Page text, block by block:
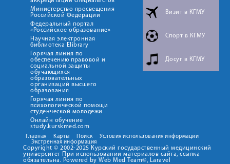
Министерство просвещения
Российской Федерации
Федеральный портал
«Российское образование»
Научная электронная
библиотека Elibrary
Горячая линия по
обеспечению правовой и
социальной защиты
обучающихся
образовательных
организаций высшего
образования
Горячая линия по
психологической помощи
студенческой молодежи
Онлайн обучение
study.kurskmed.com
Визит в КГМУ
Спорт в КГМУ
Досуг в КГМУ
Главная Карты Поиск
Условия использования информации
Экстренная информация
Copyright © 2002-2025 Курский государственный медицинский
университет При использовании материалов сайта, ссылка
обязательна. Powered by Web Med Team©, Laravel